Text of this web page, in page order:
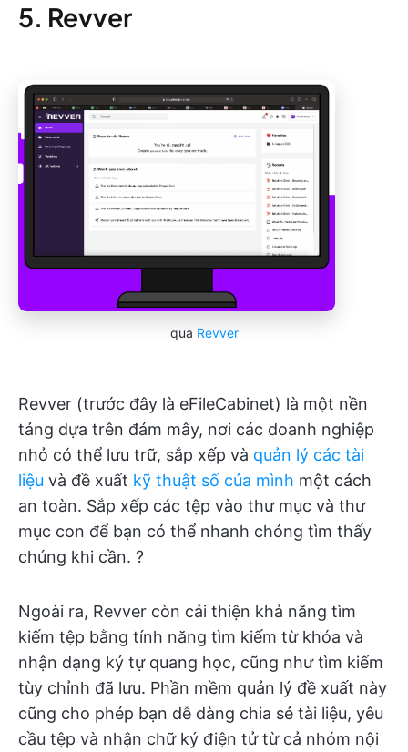
5. Revver
qua Revver
Revver (trước đây là eFileCabinet) là một nền
tảng dựa trên đám mây, nơi các doanh nghiệp
nhỏ có thể lưu trữ, sắp xếp và quản lý các tài
liệu và đề xuất kỹ thuật số của mình một cách
an toàn. Sắp xếp các tệp vào thư mục và thư
mục con để bạn có thể nhanh chóng tìm thấy
chúng khi cần. ?
Ngoài ra, Revver còn cải thiện khả năng tìm
kiếm tệp bằng tính năng tìm kiếm từ khóa và
nhận dạng ký tự quang học, cũng như tìm kiếm
tùy chỉnh đã lưu. Phần mềm quản lý đề xuất này
cũng cho phép bạn dễ dàng chia sẻ tài liệu, yêu
cầu tệp và nhận chữ ký điện tử từ cả nhóm nội